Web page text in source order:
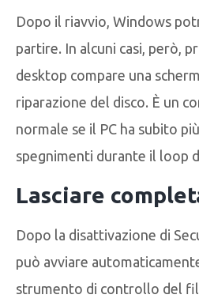
Dopo il riavvio, Windows
partire. In alcuni casi, però,
desktop compare una
riparazione del disco. È un
normale se il PC ha subito
spegnimenti durante il loop
Lasciare
Dopo la disattivazione di
può avviare
strumento di controllo del